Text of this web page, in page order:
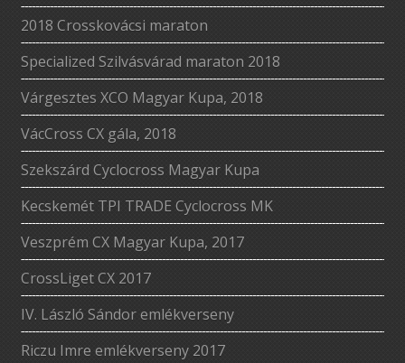
2018 Crosskovácsi maraton
Specialized Szilvásvárad maraton 2018
Várgesztes XCO Magyar Kupa, 2018
VácCross CX gála, 2018
Szekszárd Cyclocross Magyar Kupa
Kecskemét TPI TRADE Cyclocross MK
Veszprém CX Magyar Kupa, 2017
CrossLiget CX 2017
IV. László Sándor emlékverseny
Riczu Imre emlékverseny 2017